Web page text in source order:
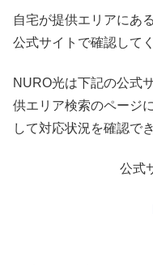
自宅が提供エリアにあ
公式サイトで確認して
NURO光は下記の公式
供エリア検索のページ
して対応状況を確認で
公式